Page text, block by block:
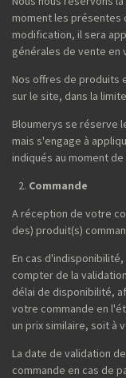
moment les présentes
modification, il sera
générales de vente en
Nos offres de produits
sur le site, dans la
Bloumerys se réserve
mais s'engage à
indiqués au moment
Commande
A réception de votre
des) produit(s)
En cas
compter de la
délai de disponibilité,
votre commande en
un prix similaire, soit à
La date de validation
commande en cas de